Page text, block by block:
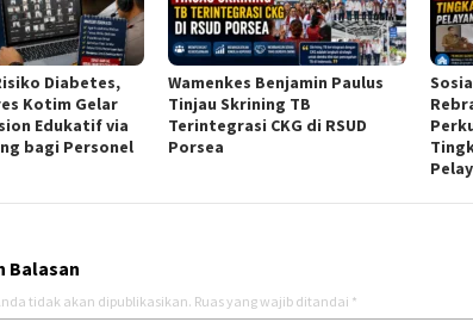
Diabetes,
Kotim Gelar
Edukatif via
bagi Personel
Wamenkes Benjamin Paulus
Tinjau Skrining TB
Terintegrasi CKG di RSUD
Porsea
Balasan
tidak akan dipublikasikan. Ruas yang wajib ditandai *